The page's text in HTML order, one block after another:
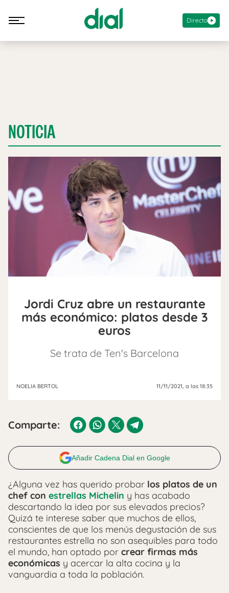
Directo
NOTICIA
Jordi Cruz abre un restaurante
más económico: platos desde 3
euros
Se trata de Ten's Barcelona
NOELIA BERTOL 11/11/2021, a las 18:35
Comparte:
Añadir Cadena Dial en Google
¿Alguna vez has querido probar los platos de un
chef con estrellas Michelin y has acabado
descartando la idea por sus elevados precios?
Quizá te interese saber que muchos de ellos,
conscientes de que los menús degustación de sus
restaurantes estrella no son asequibles para todo
el mundo, han optado por crear firmas más
económicas y acercar la alta cocina y la
vanguardia a toda la población.